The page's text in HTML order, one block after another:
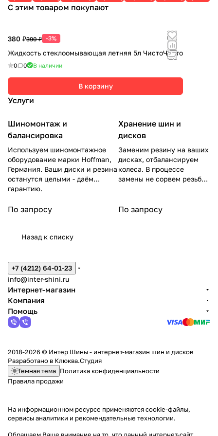
ED
AMA
116V
С этим товаром покупают
380 ₽390 ₽ -3%
Жидкость стеклоомывающая летняя 5л ЧистоЧисто
0 0 В наличии
В корзину
Услуги
Шиномонтаж и
балансировка
Используем шиномонтажное
оборудование марки Hoffman,
Германия. Ваши диски и резина
останутся целыми - даём
гарантию.
По запросу
Хранение шин и
дисков
Заменим резину на ваших
дисках, отбалансируем
колеса. В процессе
замены не сорвем резьбу
По запросу
Назад к списку
+7 (4212) 64-01-23
info@inter-shini.ru
Интернет-магазин
Компания
Помощь
2018-2026 © Интер Шины - интернет-магазин шин и дисков
Разработано в Клюква.Студия
Темная тема Политика конфиденциальности
Правила продажи
На информационном ресурсе применяютсяcookie-файлы,
сервисы аналитики и рекомендательные технологии.